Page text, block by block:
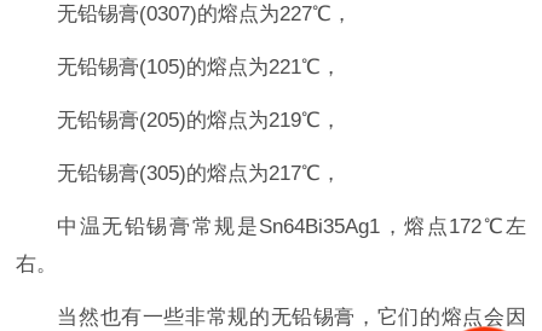
无铅锡膏(0307)的熔点为227℃，
无铅锡膏(105)的熔点为221℃，
无铅锡膏(205)的熔点为219℃，
无铅锡膏(305)的熔点为217℃，
中温无铅锡膏常规是Sn64Bi35Ag1，熔点172℃左
右。
当然也有一些非常规的无铅锡膏，它们的熔点会因